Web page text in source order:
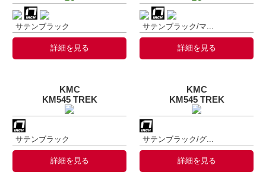
サテンブラック
詳細を見る
サテンブラック/マ...
詳細を見る
KMC
KM545 TREK
サテンブラック
詳細を見る
KMC
KM545 TREK
サテンブラック/グ...
詳細を見る